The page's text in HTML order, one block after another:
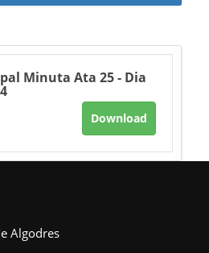
Minuta Ata 25 - Dia
Download
Algodres